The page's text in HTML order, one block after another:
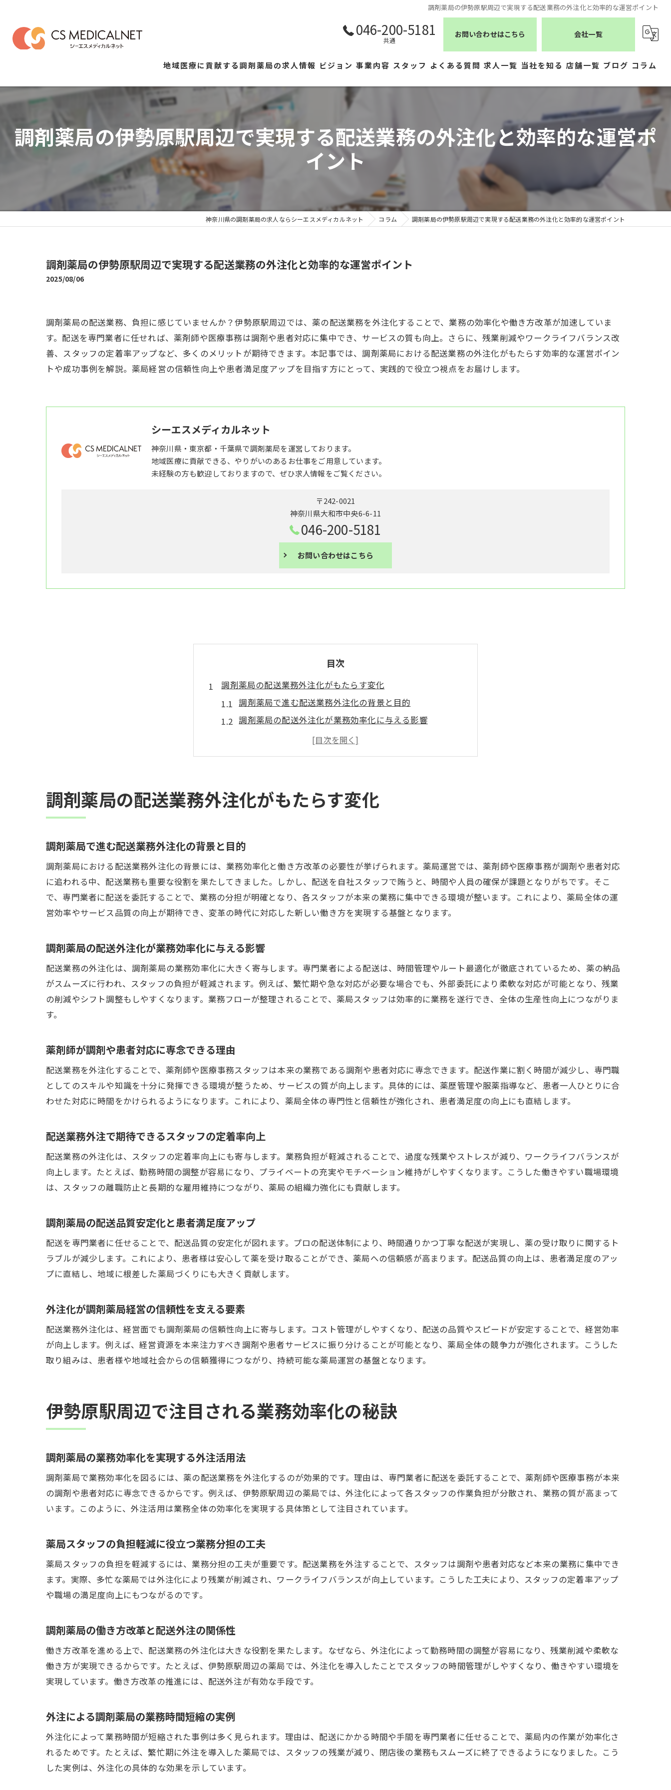
調剤薬局の伊勢原駅周辺で実現する配送業務の外注化と効率的な運営ポイント
046-200-5181
共通
お問い合わせはこちら 会社一覧
地域医療に貢献する調剤薬局の求人情報 ビジョン 事業内容 スタッフ よくある質問 求人一覧 当社を知る
医療事務
正社員
パート
店舗一覧
シーエスメディカルネット
株式会社ジェムス
株式会社かもめ薬局
有限会社トレーフル
ブログ コラム
調剤薬局の伊勢原駅周辺で実現する配送業務の外注化と効率的な運営ポ
イント
神奈川県の調剤薬局の求人ならシーエスメディカルネット コラム 調剤薬局の伊勢原駅周辺で実現する配送業務の外注化と効率的な運営ポイント
調剤薬局の伊勢原駅周辺で実現する配送業務の外注化と効率的な運営ポイント
2025/08/06
調剤薬局の配送業務、負担に感じていませんか？伊勢原駅周辺では、薬の配送業務を外注化することで、業務の効率化や働き方改革が加速していま
す。配送を専門業者に任せれば、薬剤師や医療事務は調剤や患者対応に集中でき、サービスの質も向上。さらに、残業削減やワークライフバランス改
善、スタッフの定着率アップなど、多くのメリットが期待できます。本記事では、調剤薬局における配送業務の外注化がもたらす効率的な運営ポイン
トや成功事例を解説。薬局経営の信頼性向上や患者満足度アップを目指す方にとって、実践的で役立つ視点をお届けします。
シーエスメディカルネット
神奈川県・東京都・千葉県で調剤薬局を運営しております。
地域医療に貢献できる、やりがいのあるお仕事をご用意しています。
未経験の方も歓迎しておりますので、ぜひ求人情報をご覧ください。
〒242-0021
神奈川県大和市中央6-6-11
046-200-5181
お問い合わせはこちら
目次
調剤薬局の配送業務外注化がもたらす変化
調剤薬局で進む配送業務外注化の背景と目的
調剤薬局の配送外注化が業務効率化に与える影響
薬剤師が調剤や患者対応に専念できる理由
配送業務外注で期待できるスタッフの定着率向上
外注化が調剤薬局経営の信頼性を支える要素
伊勢原駅周辺で注目される業務効率化の秘訣
薬局スタッフの負担軽減に役立つ業務分担の工夫
調剤薬局の働き方改革と配送外注の関係性
外注による調剤薬局の業務時間短縮の実例
業務効率化で調剤薬局のサービス向上を目指す方法
配送外注化がもたらす伊勢原駅周辺薬局の変化
調剤薬局の働き方改革に外注化が果たす役割
薬剤師のワークライフバランス向上への取り組み
調剤薬局スタッフが安心できる外注パートナー選び
配送外注導入で実現する柔軟な勤務体制
外注化による調剤薬局スタッフ負担軽減の効果
調剤薬局の外注導入で実現する負担軽減策
配送業務外注化がもたらす残業削減の実際
調剤薬局スタッフの定着率向上につながる理由
調剤薬局のチームワーク強化と外注の効果
スタッフの働きやすさを高める外注活用法
配送業務の専門業者活用で品質と信頼性向上
調剤薬局が専門業者を選ぶ際の重要な視点
信頼できる配送業者との連携方法と注意点
調剤薬局の患者満足度を高める外注活用法
専門業者活用で薬局運営の信頼性アップへ
調剤薬局経営における品質管理と外注の役割
調剤薬局で実感する配送外注のワークライフバランス効果
スタッフの私生活充実を支える外注化の重要性
調剤薬局での勤務時間調整と外注活用のポイント
外注導入による残業削減と職場環境改善
調剤薬局のスタッフ満足度向上につながる要素
調剤薬局経営におけるコスト管理と外注戦略
配送業務外注による経営効率化のポイント
調剤薬局での費用対効果を高める外注戦略
外注化による安定した経営基盤の築き方
調剤薬局経営で意識したいコスト最適化の工夫
これからの薬局運営に必要な外注化の視点
調剤薬局の成長を支える外注化導入の意義
多様な働き方実現に求められる外注化の役割
効率的で働きやすい薬局運営を目指す視点
調剤薬局の配送業務外注化がもたらす変化
調剤薬局で進む配送業務外注化の背景と目的
調剤薬局における配送業務外注化の背景には、業務効率化と働き方改革の必要性が挙げられます。薬局運営では、薬剤師や医療事務が調剤や患者対応
に追われる中、配送業務も重要な役割を果たしてきました。しかし、配送を自社スタッフで賄うと、時間や人員の確保が課題となりがちです。そこ
で、専門業者に配送を委託することで、業務の分担が明確となり、各スタッフが本来の業務に集中できる環境が整います。これにより、薬局全体の運
営効率やサービス品質の向上が期待でき、変革の時代に対応した新しい働き方を実現する基盤となります。
調剤薬局の配送外注化が業務効率化に与える影響
配送業務の外注化は、調剤薬局の業務効率化に大きく寄与します。専門業者による配送は、時間管理やルート最適化が徹底されているため、薬の納品
がスムーズに行われ、スタッフの負担が軽減されます。例えば、繁忙期や急な対応が必要な場合でも、外部委託により柔軟な対応が可能となり、残業
の削減やシフト調整もしやすくなります。業務フローが整理されることで、薬局スタッフは効率的に業務を遂行でき、全体の生産性向上につながりま
す。
薬剤師が調剤や患者対応に専念できる理由
配送業務を外注化することで、薬剤師や医療事務スタッフは本来の業務である調剤や患者対応に専念できます。配送作業に割く時間が減少し、専門職
としてのスキルや知識を十分に発揮できる環境が整うため、サービスの質が向上します。具体的には、薬歴管理や服薬指導など、患者一人ひとりに合
わせた対応に時間をかけられるようになります。これにより、薬局全体の専門性と信頼性が強化され、患者満足度の向上にも直結します。
配送業務外注で期待できるスタッフの定着率向上
配送業務の外注化は、スタッフの定着率向上にも寄与します。業務負担が軽減されることで、過度な残業やストレスが減り、ワークライフバランスが
向上します。たとえば、勤務時間の調整が容易になり、プライベートの充実やモチベーション維持がしやすくなります。こうした働きやすい職場環境
は、スタッフの離職防止と長期的な雇用維持につながり、薬局の組織力強化にも貢献します。
調剤薬局の配送品質安定化と患者満足度アップ
配送を専門業者に任せることで、配送品質の安定化が図れます。プロの配送体制により、時間通りかつ丁寧な配送が実現し、薬の受け取りに関するト
ラブルが減少します。これにより、患者様は安心して薬を受け取ることができ、薬局への信頼感が高まります。配送品質の向上は、患者満足度のアッ
プに直結し、地域に根差した薬局づくりにも大きく貢献します。
外注化が調剤薬局経営の信頼性を支える要素
配送業務外注化は、経営面でも調剤薬局の信頼性向上に寄与します。コスト管理がしやすくなり、配送の品質やスピードが安定することで、経営効率
が向上します。例えば、経営資源を本来注力すべき調剤や患者サービスに振り分けることが可能となり、薬局全体の競争力が強化されます。こうした
取り組みは、患者様や地域社会からの信頼獲得につながり、持続可能な薬局運営の基盤となります。
伊勢原駅周辺で注目される業務効率化の秘訣
調剤薬局の業務効率化を実現する外注活用法
調剤薬局で業務効率化を図るには、薬の配送業務を外注化するのが効果的です。理由は、専門業者に配送を委託することで、薬剤師や医療事務が本来
の調剤や患者対応に専念できるからです。例えば、伊勢原駅周辺の薬局では、外注化によって各スタッフの作業負担が分散され、業務の質が高まって
います。このように、外注活用は業務全体の効率化を実現する具体策として注目されています。
薬局スタッフの負担軽減に役立つ業務分担の工夫
薬局スタッフの負担を軽減するには、業務分担の工夫が重要です。配送業務を外注することで、スタッフは調剤や患者対応など本来の業務に集中でき
ます。実際、多忙な薬局では外注化により残業が削減され、ワークライフバランスが向上しています。こうした工夫により、スタッフの定着率アップ
や職場の満足度向上にもつながるのです。
調剤薬局の働き方改革と配送外注の関係性
働き方改革を進める上で、配送業務の外注化は大きな役割を果たします。なぜなら、外注化によって勤務時間の調整が容易になり、残業削減や柔軟な
働き方が実現できるからです。たとえば、伊勢原駅周辺の薬局では、外注化を導入したことでスタッフの時間管理がしやすくなり、働きやすい環境を
実現しています。働き方改革の推進には、配送外注が有効な手段です。
外注による調剤薬局の業務時間短縮の実例
外注化によって業務時間が短縮された事例は多く見られます。理由は、配送にかかる時間や手間を専門業者に任せることで、薬局内の作業が効率化さ
れるためです。たとえば、繁忙期に外注を導入した薬局では、スタッフの残業が減り、閉店後の業務もスムーズに終了できるようになりました。こう
した実例は、外注化の具体的な効果を示しています。